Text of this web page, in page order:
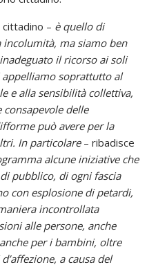
– è quello di
incolumità, ma siamo ben
il ricorso ai soli
soprattutto al
e alla sensibilità collettiva,
delle
può avere per la
In particolare– ribadisce
alcune iniziative che
pubblico, di ogni fascia
con esplosione di petardi,
incontrollata
alle persone, anche
per i bambini, oltre
a causa del